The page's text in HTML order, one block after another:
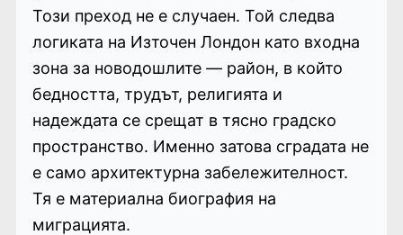
Този преход не е случаен. Той следва
логиката на Източен Лондон като входна
зона за новодошлите — район, в който
бедността, трудът, религията и
надеждата се срещат в тясно градско
пространство. Именно затова сградата не
е само архитектурна забележителност.
Тя е материална биография на
миграцията.